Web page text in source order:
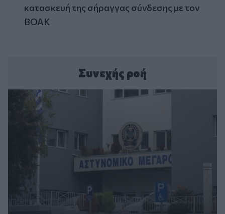
κατασκευή της σήραγγας σύνδεσης με τον
ΒΟΑΚ
Συνεχής ροή